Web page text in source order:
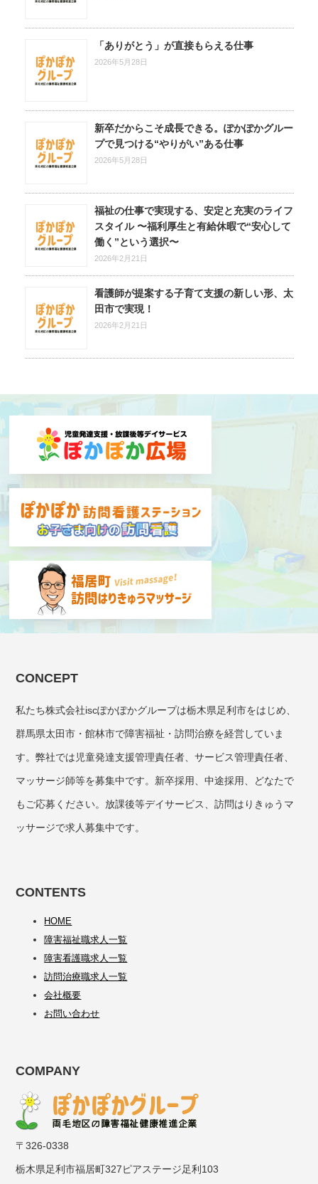
「ありがとう」が直接もらえる仕事
2026年5月28日
新卒だからこそ成長できる。ぽかぽかグルー
プで見つける“やりがい”ある仕事
2026年5月28日
福祉の仕事で実現する、安定と充実のライフ
スタイル 〜福利厚生と有給休暇で“安心して
働く”という選択〜
2026年2月21日
看護師が提案する子育て支援の新しい形、太
田市で実現！
2026年2月21日
CONCEPT
私たち株式会社iscぽかぽかグループは栃木県足利市をはじめ、
群馬県太田市・館林市で障害福祉・訪問治療を経営していま
す。弊社では児童発達支援管理責任者、サービス管理責任者、
マッサージ師等を募集中です。新卒採用、中途採用、どなたで
もご応募ください。放課後等デイサービス、訪問はりきゅうマ
ッサージで求人募集中です。
CONTENTS
HOME
障害福祉職求人一覧
障害看護職求人一覧
訪問治療職求人一覧
会社概要
お問い合わせ
COMPANY
〒326-0338
栃木県足利市福居町327ピアステージ足利103